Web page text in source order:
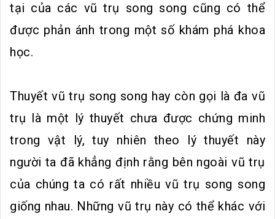
tại của các vũ trụ song song cũng có thể
được phản ánh trong một số khám phá khoa
học.
Thuyết vũ trụ song song hay còn gọi là đa vũ
trụ là một lý thuyết chưa được chứng minh
trong vật lý, tuy nhiên theo lý thuyết này
người ta đã khẳng định rằng bên ngoài vũ trụ
của chúng ta có rất nhiều vũ trụ song song
giống nhau. Những vũ trụ này có thể khác với